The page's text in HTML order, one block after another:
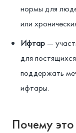
нормы для
или
Ифтар —
для
поддержать
ифтары.
Почему